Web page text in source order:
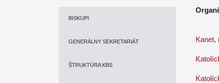
BISKUPI
GENERÁLNY SEKRETARIÁT
ŠTRUKTÚRA KBS
Kanet,